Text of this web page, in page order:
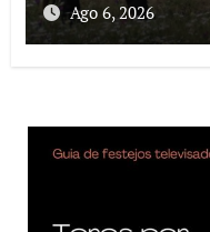
Ago 6, 2026